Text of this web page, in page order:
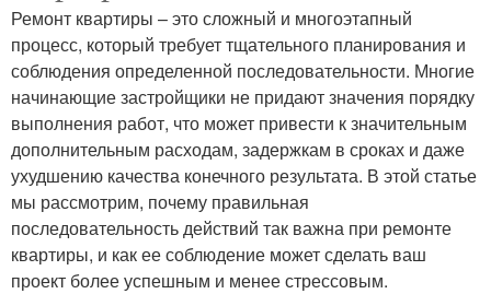
Ремонт квартиры – это сложный и многоэтапный
процесс, который требует тщательного планирования и
соблюдения определенной последовательности. Многие
начинающие застройщики не придают значения порядку
выполнения работ, что может привести к значительным
дополнительным расходам, задержкам в сроках и даже
ухудшению качества конечного результата. В этой статье
мы рассмотрим, почему правильная
последовательность действий так важна при ремонте
квартиры, и как ее соблюдение может сделать ваш
проект более успешным и менее стрессовым.